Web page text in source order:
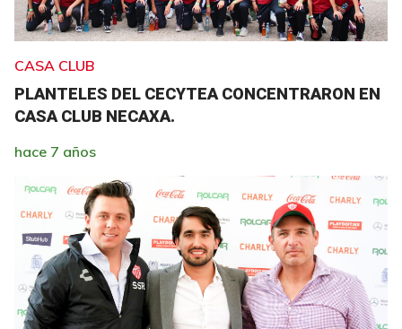
CASA CLUB
PLANTELES DEL CECYTEA CONCENTRARON EN
CASA CLUB NECAXA.
hace 7 años